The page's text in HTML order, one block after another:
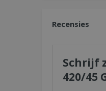
Recensies
Schrijf
420/45